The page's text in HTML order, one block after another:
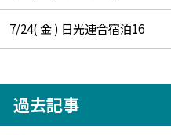
7/24( 金 ) 日光連合宿泊16
過去記事